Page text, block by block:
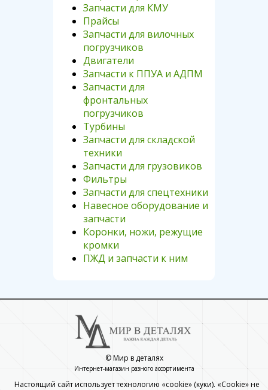
Запчасти для КМУ
Прайсы
Запчасти для вилочных
погрузчиков
Двигатели
Запчасти к ППУА и АДПМ
Запчасти для
фронтальных
погрузчиков
Турбины
Запчасти для складской
техники
Запчасти для грузовиков
Фильтры
Запчасти для спецтехники
Навесное оборудование и
запчасти
Коронки, ножи, режущие
кромки
ПЖД и запчасти к ним
© Мир в деталях
Интернет-магазин разного ассортимента
Настоящий сайт использует технологию «cookie» (куки). «Cookie» не